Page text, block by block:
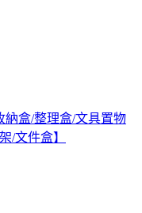
納盒/整理盒/文具置物
/文件盒】